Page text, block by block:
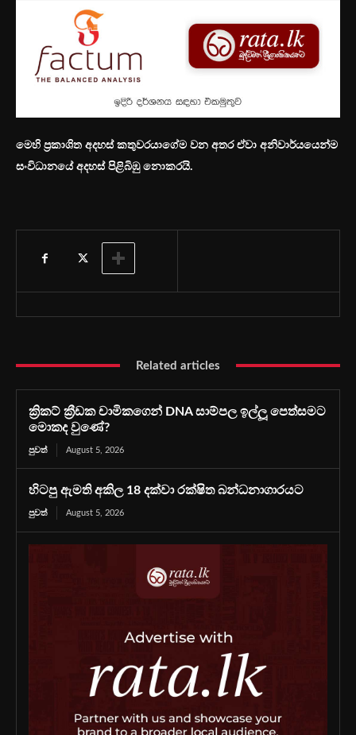
මෙහි ප්‍රකාශිත අදහස් කතුවරයාගේම වන අතර ඒවා අනිවාර්යයෙන්ම
සංවිධානයේ අදහස් පිළිබිඹු නොකරයි.
Related articles
ක්‍රිකට් ක්‍රීඩක චාමිකගෙන් DNA සාම්පල ඉල්ලූ පෙත්සමට
මොකද වුණේ?
පුවත් August 5, 2026
හිටපු ඇමති අකිල 18 දක්වා රක්ෂිත බන්ධනාගාරයට
පුවත් August 5, 2026